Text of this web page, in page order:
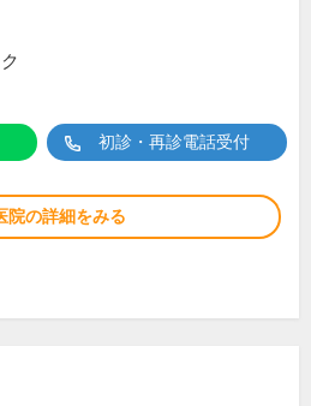
初診・再診電話受付
院の詳細をみる